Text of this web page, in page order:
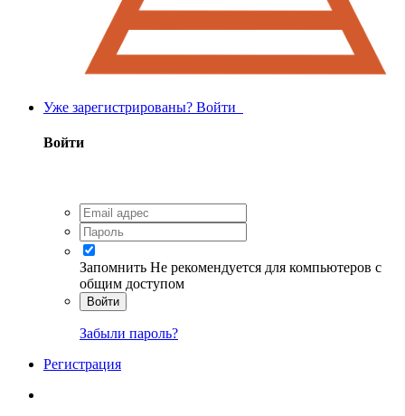
Уже зарегистрированы? Войти
Войти
Запомнить Не рекомендуется для компьютеров с
общим доступом
Войти
Забыли пароль?
Регистрация